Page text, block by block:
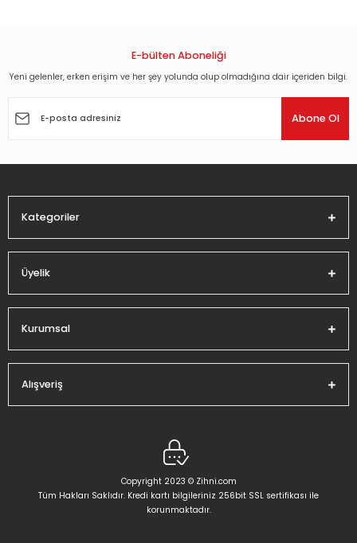
Görüş ve önerileriniz için teşekkür ederiz.
Ürün açıklamasında eksik bilgiler bulunuyor.
Ürün fiyatı diğer sitelerden daha pahalı.
E-bülten Aboneliği
Yeni gelenler, erken erişim ve her şey yolunda olup olmadığına dair içeriden bilgi.
Abone Ol
Kategoriler
Üyelik
Kurumsal
Alışveriş
Copyright 2023 © Zihni.com
Tüm Hakları Saklıdır. Kredi kartı bilgileriniz 256bit SSL sertifikası ile
korunmaktadır.